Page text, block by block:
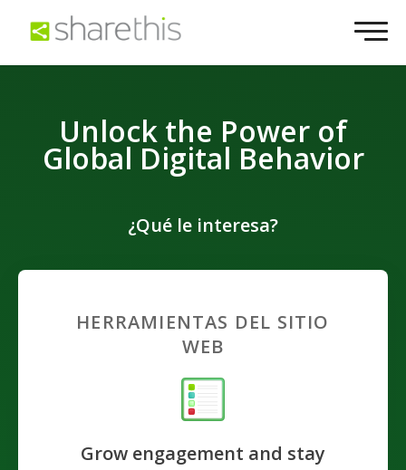
Unlock the Power of
Global Digital Behavior
¿Qué le interesa?
HERRAMIENTAS DEL SITIO
WEB
Grow engagement and stay